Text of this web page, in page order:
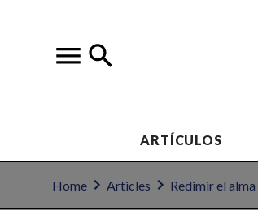
ARTÍCULOS
Home Articles Redimir el